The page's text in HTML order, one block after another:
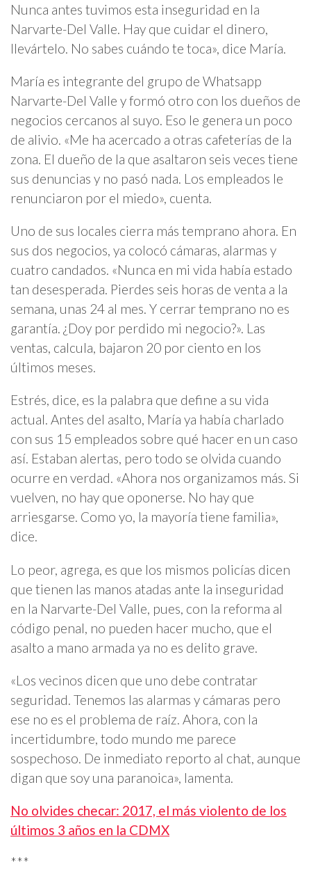
Nunca antes tuvimos esta inseguridad en la
Narvarte-Del Valle. Hay que cuidar el dinero,
llevártelo. No sabes cuándo te toca», dice María.
María es integrante del grupo de Whatsapp
Narvarte-Del Valle y formó otro con los dueños de
negocios cercanos al suyo. Eso le genera un poco
de alivio. «Me ha acercado a otras cafeterías de la
zona. El dueño de la que asaltaron seis veces tiene
sus denuncias y no pasó nada. Los empleados le
renunciaron por el miedo», cuenta.
Uno de sus locales cierra más temprano ahora. En
sus dos negocios, ya colocó cámaras, alarmas y
cuatro candados. «Nunca en mi vida había estado
tan desesperada. Pierdes seis horas de venta a la
semana, unas 24 al mes. Y cerrar temprano no es
garantía. ¿Doy por perdido mi negocio?». Las
ventas, calcula, bajaron 20 por ciento en los
últimos meses.
Estrés, dice, es la palabra que define a su vida
actual. Antes del asalto, María ya había charlado
con sus 15 empleados sobre qué hacer en un caso
así. Estaban alertas, pero todo se olvida cuando
ocurre en verdad. «Ahora nos organizamos más. Si
vuelven, no hay que oponerse. No hay que
arriesgarse. Como yo, la mayoría tiene familia»,
dice.
Lo peor, agrega, es que los mismos policías dicen
que tienen las manos atadas ante la inseguridad
en la Narvarte-Del Valle, pues, con la reforma al
código penal, no pueden hacer mucho, que el
asalto a mano armada ya no es delito grave.
«Los vecinos dicen que uno debe contratar
seguridad. Tenemos las alarmas y cámaras pero
ese no es el problema de raíz. Ahora, con la
incertidumbre, todo mundo me parece
sospechoso. De inmediato reporto al chat, aunque
digan que soy una paranoica», lamenta.
No olvides checar: 2017, el más violento de los
últimos 3 años en la CDMX
***